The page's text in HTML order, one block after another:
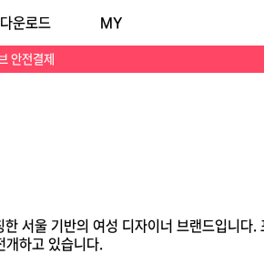
안전결제
다운로드 MY
서울 기반의 여성 디자이너 브랜드입니다.
개하고 있습니다.